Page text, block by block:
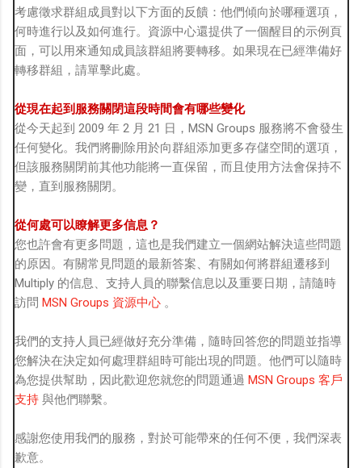
考慮徵求群組成員對以下方面的反饋：他們傾向於哪種選項，
何時進行以及如何進行。資源中心還提供了一個醒目的示例頁
面，可以用來通知成員該群組將要轉移。如果現在已經準備好
轉移群組，請單擊此處。
從現在起到服務關閉這段時間會有哪些變化
從今天起到 2009 年 2 月 21 日，MSN Groups 服務將不會發生
任何變化。我們將刪除用於向群組添加更多存儲空間的選項，
但該服務關閉前其他功能將一直保留，而且使用方法會保持不
變，直到服務關閉。
從何處可以瞭解更多信息？
您也許會有更多問題，這也是我們建立一個網站解決這些問題
的原因。有關常見問題的最新答案、有關如何將群組遷移到
Multiply 的信息、支持人員的聯繫信息以及重要日期，請隨時
訪問 MSN Groups 資源中心 。
我們的支持人員已經做好充分準備，隨時回答您的問題並指導
您解決在決定如何處理群組時可能出現的問題。他們可以隨時
為您提供幫助，因此歡迎您就您的問題通過 MSN Groups 客戶
支持 與他們聯繫。
感謝您使用我們的服務，對於可能帶來的任何不便，我們深表
歉意。